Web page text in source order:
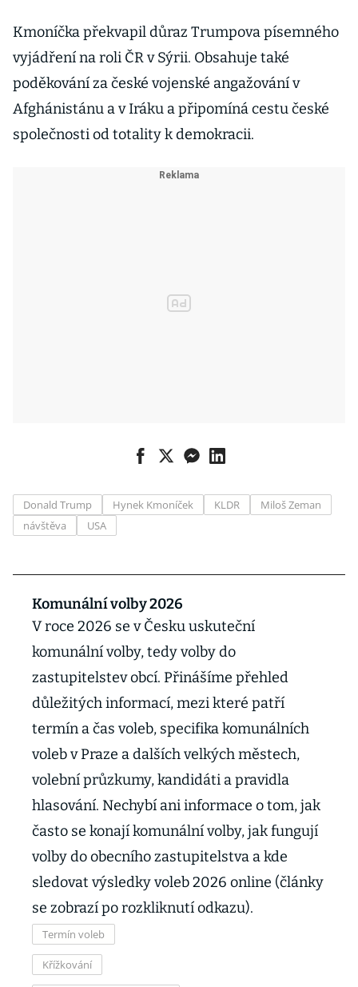
Kmoníčka překvapil důraz Trumpova písemného
vyjádření na roli ČR v Sýrii. Obsahuje také
poděkování za české vojenské angažování v
Afghánistánu a v Iráku a připomíná cestu české
společnosti od totality k demokracii.
Donald Trump Hynek Kmoníček KLDR
Miloš Zeman
návštěva
USA
Komunální volby 2026
V roce 2026 se v Česku uskuteční
komunální volby, tedy volby do
zastupitelstev obcí. Přinášíme přehled
důležitých informací, mezi které patří
termín a čas voleb, specifika komunálních
voleb v Praze a dalších velkých městech,
volební průzkumy, kandidáti a pravidla
hlasování. Nechybí ani informace o tom, jak
často se konají komunální volby, jak fungují
volby do obecního zastupitelstva a kde
sledovat výsledky voleb 2026 online (články
se zobrazí po rozkliknutí odkazu).
Termín voleb
Křížkování